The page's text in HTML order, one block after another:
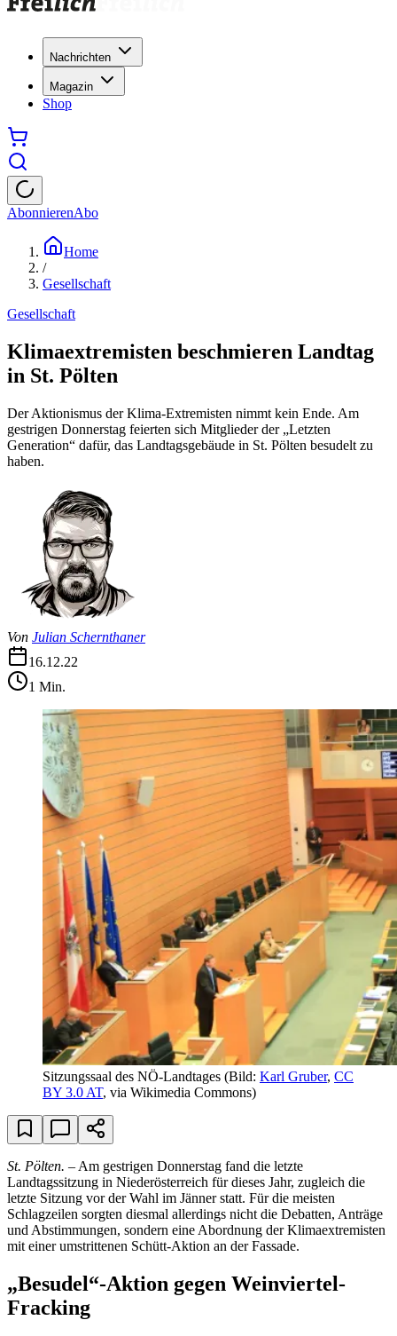
Nachrichten
Magazin
Shop
AbonnierenAbo
Home
/
Gesellschaft
Gesellschaft
Klimaextremisten beschmieren Landtag
in St. Pölten
Der Aktionismus der Klima-Extremisten nimmt kein Ende. Am
gestrigen Donnerstag feierten sich Mitglieder der „Letzten
Generation“ dafür, das Landtagsgebäude in St. Pölten besudelt zu
haben.
Von Julian Schernthaner
16.12.22
1 Min.
Sitzungssaal des NÖ-Landtages (Bild: Karl Gruber, CC
BY 3.0 AT, via Wikimedia Commons)
St. Pölten. – Am gestrigen Donnerstag fand die letzte
Landtagssitzung in Niederösterreich für dieses Jahr, zugleich die
letzte Sitzung vor der Wahl im Jänner statt. Für die meisten
Schlagzeilen sorgten diesmal allerdings nicht die Debatten, Anträge
und Abstimmungen, sondern eine Abordnung der Klimaextremisten
mit einer umstrittenen Schütt-Aktion an der Fassade.
„Besudel“-Aktion gegen Weinviertel-
Fracking